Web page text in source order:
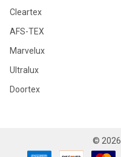
Cleartex
AFS-TEX
Marvelux
Ultralux
Doortex
© 2026